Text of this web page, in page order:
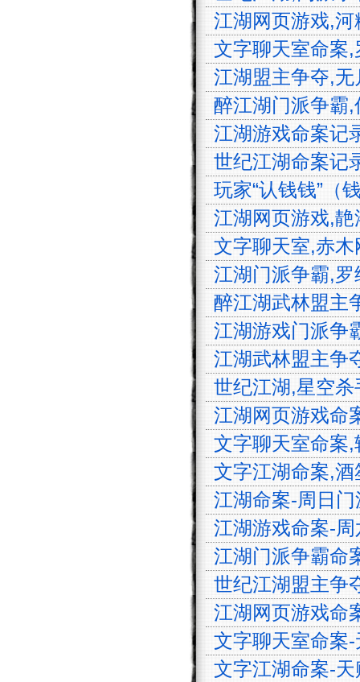
江湖网页游戏,
文字聊天室命案
江湖盟主争夺,
醉江湖门派争霸
江湖游戏命案记
世纪江湖命案记
玩家“认钱钱”（
江湖网页游戏,
文字聊天室,赤
江湖门派争霸,
醉江湖武林盟主
江湖游戏门派争
江湖武林盟主争
世纪江湖,星空
江湖网页游戏命
文字聊天室命案
文字江湖命案,
江湖命案-周日
江湖游戏命案-
江湖门派争霸命
世纪江湖盟主争
江湖网页游戏命
文字聊天室命案
文字江湖命案-